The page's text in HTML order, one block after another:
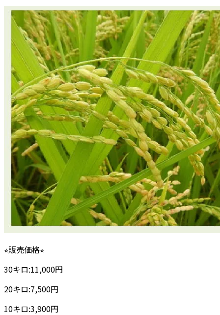
⭐︎販売価格⭐︎
30キロ:11,000円
20キロ:7,500円
10キロ:3,900円